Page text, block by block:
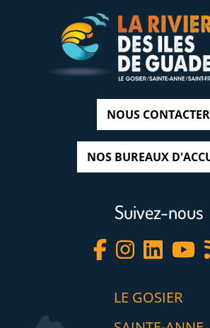
NOUS CONTACTER
NOS BUREAUX
Suivez-nous
LE GOSIER